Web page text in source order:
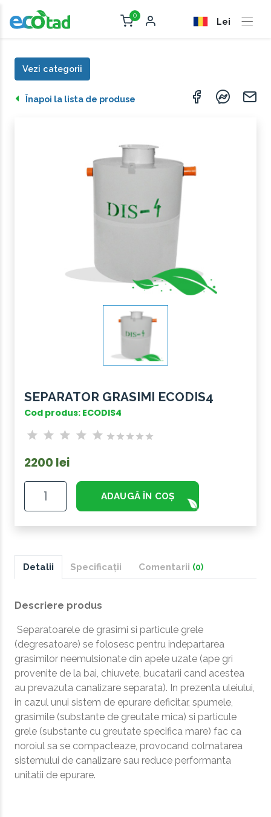
0
Lei
Vezi categorii
Înapoi la lista de produse
SEPARATOR GRASIMI ECODIS4
Cod produs: ECODIS4
2200 lei
ADAUGĂ ÎN COȘ
Detalii Specificații Comentarii (0)
Descriere produs
Separatoarele de grasimi si particule grele
(degresatoare) se folosesc pentru indepartarea
grasimilor neemulsionate din apele uzate (ape gri
provenite de la bai, chiuvete, bucatarii cand acestea
au prevazuta canalizare separata). In prezenta uleiului,
in cazul unui sistem de epurare deficitar, spumele,
grasimile (substante de greutate mica) si particule
grele (substante cu greutate specifica mare) fac ca
noroiul sa se compacteaze, provocand colmatarea
sistemului de canalizare sau reduce performanta
unitatii de epurare.